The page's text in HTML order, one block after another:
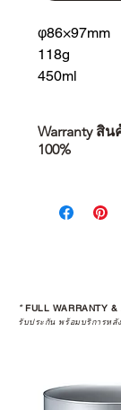
φ86×97mm
118g
450ml
Warranty สิ
100%
คุณตัดสินใจซื้
“ประสบการ
STUDIO แล
ได้รับการแต่ง
เป็นการให้ค
*FULL WARRANTY
รับประกัน พร้อมบริการหลั